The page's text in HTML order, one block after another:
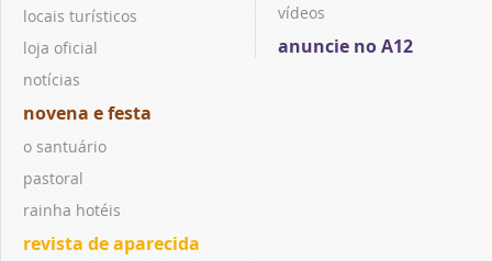
locais turísticos
loja oficial
notícias
novena e festa
o santuário
pastoral
rainha hotéis
revista de aparecida
vídeos
anuncie no A12